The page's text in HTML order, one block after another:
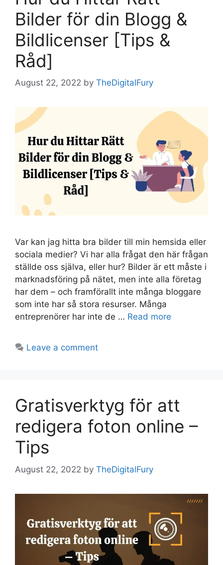
Bilder för din Blogg &
Bildlicenser [Tips &
Råd]
August 22, 2022 by TheDigitalFury
Var kan jag hitta bra bilder till min hemsida eller
sociala medier? Vi har alla frågat den här frågan
ställde oss själva, eller hur? Bilder är ett måste i
marknadsföring på nätet, men inte alla företag
har dem – och framförallt inte många bloggare
som inte har så stora resurser. Många
entreprenörer har inte de … Read more
Leave a comment
Gratisverktyg för att
redigera foton online –
Tips
August 22, 2022 by TheDigitalFury